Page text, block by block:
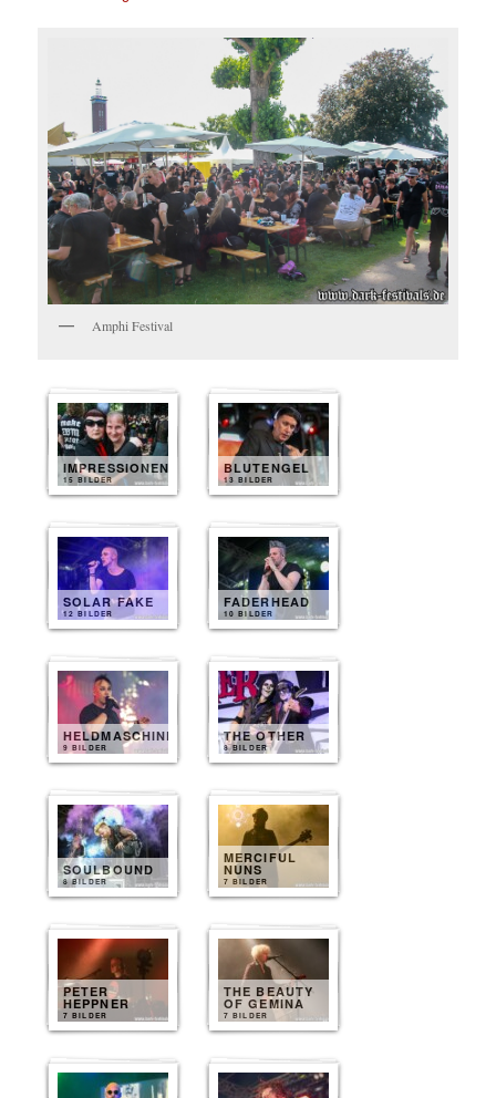
Amphi Festival
IMPRESSIONEN
15 BILDER
BLUTENGEL
13 BILDER
SOLAR FAKE
12 BILDER
FADERHEAD
10 BILDER
HELDMASCHINE
9 BILDER
THE OTHER
8 BILDER
SOULBOUND
8 BILDER
MERCIFUL
NUNS
7 BILDER
PETER
HEPPNER
7 BILDER
THE BEAUTY
OF GEMINA
7 BILDER